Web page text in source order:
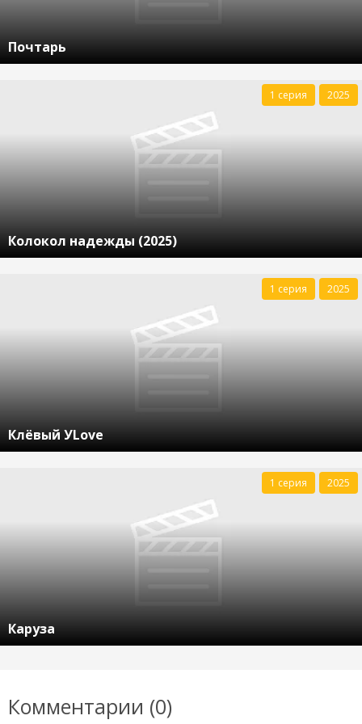
Почтарь
Колокол надежды (2025)
1 серия 2025
Клёвый УLove
1 серия 2025
Каруза
1 серия 2025
Комментарии (0)